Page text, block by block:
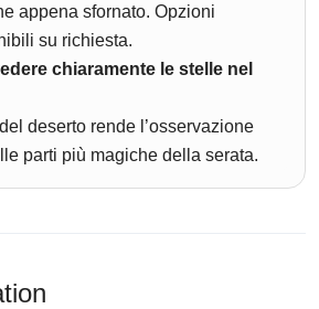
appena sfornato. Opzioni
su richiesta.
chiaramente le stelle nel
deserto rende l’osservazione
parti più magiche della serata.